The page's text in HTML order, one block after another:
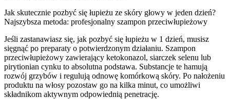
Jak skutecznie pozbyć się łupieżu ze skóry głowy w jeden dzień?
Najszybsza metoda: profesjonalny szampon przeciwłupieżowy
Jeśli zastanawiasz się, jak pozbyć się łupieżu w 1 dzień, musisz
sięgnąć po preparaty o potwierdzonym działaniu. Szampon
przeciwłupieżowy zawierający ketokonazol, siarczek selenu lub
pirytionian cynku to absolutna podstawa. Substancje te hamują
rozwój grzybów i regulują odnowę komórkową skóry. Po nałożeniu
produktu na włosy pozostaw go na kilka minut, co umożliwi
składnikom aktywnym odpowiednią penetrację.